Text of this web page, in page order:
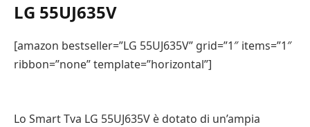
LG 55UJ635V
[amazon bestseller=”LG 55UJ635V” grid=”1″ items=”1″
ribbon=”none” template=”horizontal”]
Lo Smart Tva LG 55UJ635V è dotato di un’ampia